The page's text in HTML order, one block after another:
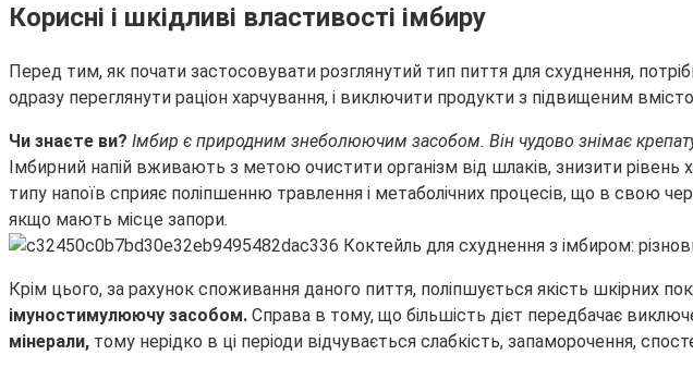
Корисні і шкідливі властивості імбиру
Перед тим, як почати застосовувати розглянутий тип пиття для схуднення,
одразу переглянути раціон харчування, і виключити продукти з підвищеним
Чи знаєте ви? Імбир є природним знеболюючим засобом. Він чудово знімає
Імбирний напій вживають з метою очистити організм від шлаків, знизити рівень
типу напоїв сприяє поліпшенню травлення і метаболічних процесів, що в свою
якщо мають місце запори.
Крім цього, за рахунок споживання даного пиття, поліпшується якість шкірних
імуностимулюючу засобом. Справа в тому, що більшість дієт передбачає
мінерали, тому нерідко в ці періоди відчувається слабкість, запаморочення,